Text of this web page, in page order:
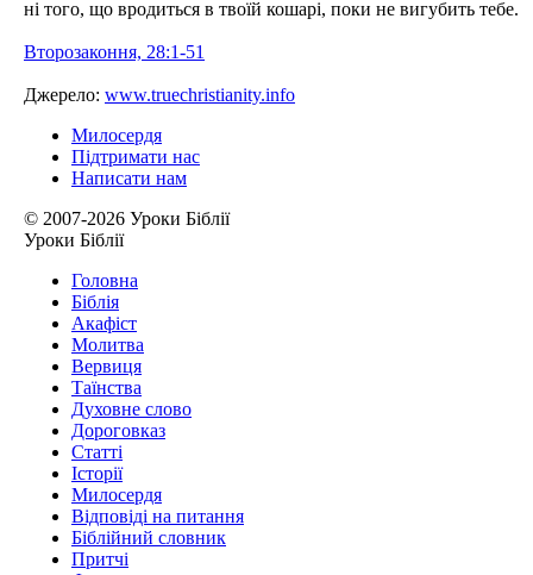
ні того, що вродиться в твоїй кошарі, поки не вигубить тебе.
Второзаконня, 28:1-51
Джерело: www.truechristianity.info
Милосердя
Підтримати нас
Написати нам
© 2007-2026 Уроки Біблії
Уроки Біблії
Головна
Біблія
Акафіст
Молитва
Вервиця
Таїнства
Духовне слово
Дороговказ
Cтатті
Історії
Милосердя
Відповіді на питання
Біблійний словник
Притчі